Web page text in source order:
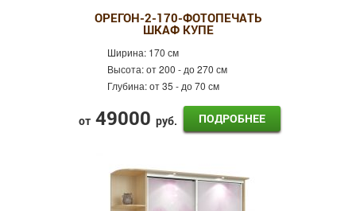
ОРЕГОН-2-170-ФОТОПЕЧАТЬ
ШКАФ КУПЕ
Ширина: 170 см
Высота:от 200 - до 270 см
Глубина:от 35 - до 70 см
от 49000 руб. ПОДРОБНЕЕ